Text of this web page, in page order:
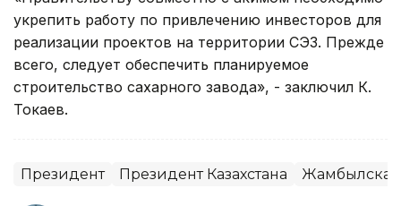
укрепить работу по привлечению инвесторов для
реализации проектов на территории СЭЗ. Прежде
всего, следует обеспечить планируемое
строительство сахарного завода», - заключил К.
Токаев.
Президент Президент Казахстана Жамбылская